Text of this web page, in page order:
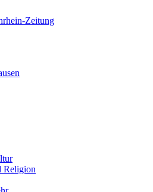
Religion